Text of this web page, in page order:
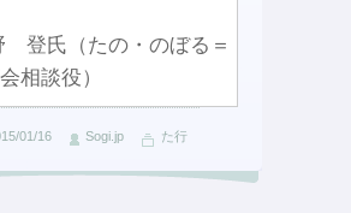
登氏（たの・のぼる＝
相談役）
01/16 Sogi.jp た行